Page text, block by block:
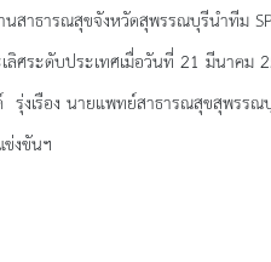
รณสุขจังหวัดสุพรรณบุรีนำทีม
ลิศระดับประเทศเมื่อวันที่ 21 มีนาคม
รุ่งเรือง นายแพทย์สาธารณสุขสุพรร
งขันฯ